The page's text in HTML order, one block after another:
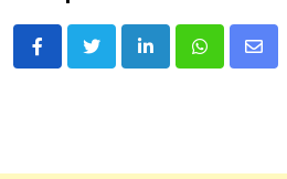
LinkedInWhatsappShare